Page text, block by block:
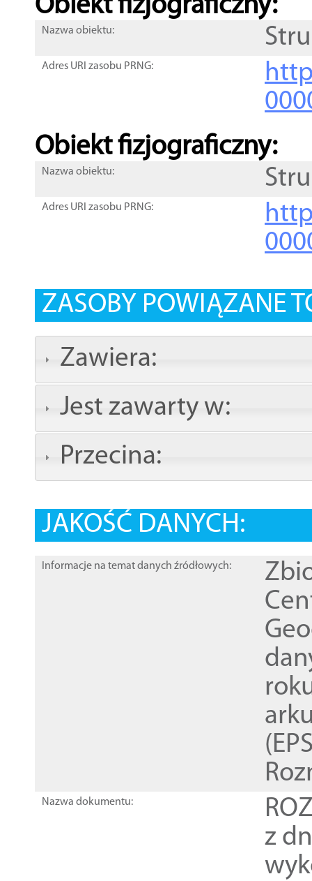
Obiekt fizjograficzny:
Nazwa obiektu:
Adres URI zasobu PRNG:
Obiekt fizjograficzny:
Nazwa obiektu:
Adres URI zasobu PRNG:
ZASOBY POWIĄZANE
Zawiera:
Jest zawarty w:
Przecina:
JAKOŚĆ DANYCH:
Informacje na temat danych źródłowych:
Nazwa dokumentu:
z